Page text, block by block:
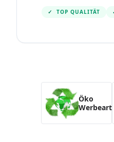
✓ TOP QUALITÄT
Navigating
Press to skip the
Öko